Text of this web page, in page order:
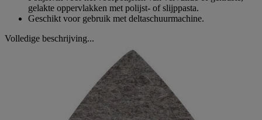
gelakte oppervlakken met polijst- of slijppasta.
Geschikt voor gebruik met deltaschuurmachine.
Volledige beschrijving...